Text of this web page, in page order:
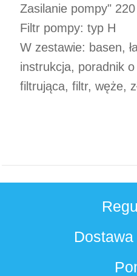
Zasilanie pompy"
Filtr pompy: typ H
W zestawie: basen,
instrukcja, poradnik
filtrująca, filtr, węże,
Dostawa